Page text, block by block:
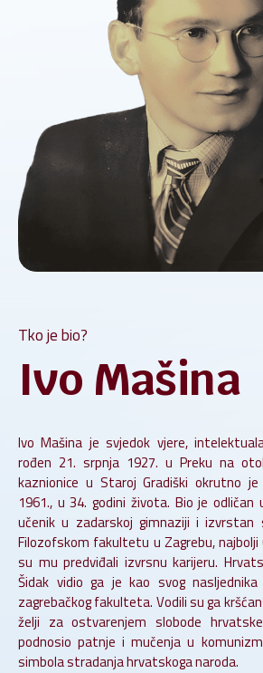
Tko je bio?
Ivo Mašina
Ivo Mašina je svjedok vjere,
rođen 21. srpnja 1927. u Preku na
kaznionice u Staroj Gradiški okrutno
1961., u 34. godini života. Bio je odličan
učenik u zadarskoj gimnaziji i
Filozofskom fakultetu u Zagrebu, najbolji
su mu predviđali izvrsnu karijeru.
Šidak vidio ga je kao svog
zagrebačkog fakulteta. Vodili su ga
želji za ostvarenjem slobode
podnosio patnje i mučenja u
simbola stradanja hrvatskoga naroda.